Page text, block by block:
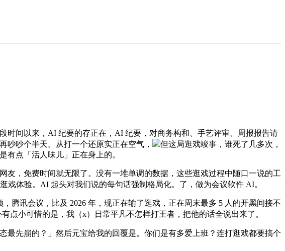
时间以来，AI 纪要的存正在，AI 纪要，对商务构和、手艺评审、周报报告请
吵吵个半天。从打一个还原实正在空气，
但这局逛戏竣事，谁死了几多次，
有点「活人味儿」正在身上的。
，免费时间就无限了。没有一堆单调的数据，这些逛戏过程中随口一说的工
体验。AI 起头对我们说的每句话强制格局化。了，做为会议软件 AI。
讯会议，比及 2026 年，现正在输了逛戏，正在周末最多 5 人的开黑间接不
点小可惜的是，我（x）日常平凡不怎样打王者，把他的话全说出来了。
先崩的？」然后元宝给我的回覆是。你们是有多爱上班？连打逛戏都要搞个